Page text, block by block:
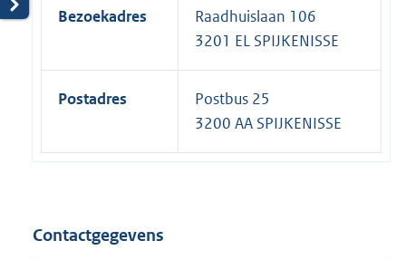
Bezoekadres
Raadhuislaan 106
3201 EL SPIJKENISSE
Postadres
Postbus 25
3200 AA SPIJKENISSE
Contactgegevens